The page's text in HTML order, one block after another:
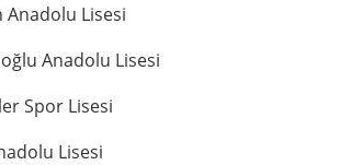
Anadolu Lisesi
Anadolu Lisesi
Spor Lisesi
Lisesi